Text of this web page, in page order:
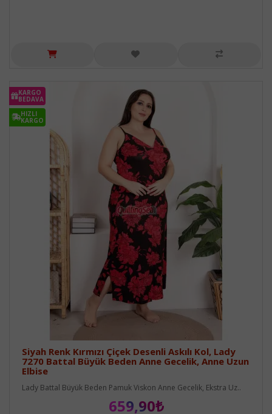
KARGO
BEDAVA
HIZLI
KARGO
Siyah Renk Kırmızı Çiçek Desenli Askılı Kol, Lady
7270 Battal Büyük Beden Anne Gecelik, Anne Uzun
Elbise
Lady Battal Büyük Beden Pamuk Viskon Anne Gecelik, Ekstra Uz..
659,90₺